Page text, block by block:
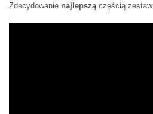
Zdecydowanie najlepszą częścią